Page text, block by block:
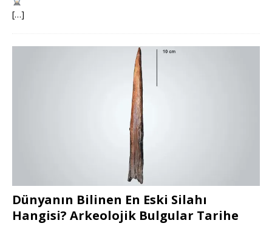
[…]
Dünyanın Bilinen En Eski Silahı
Hangisi? Arkeolojik Bulgular Tarihe